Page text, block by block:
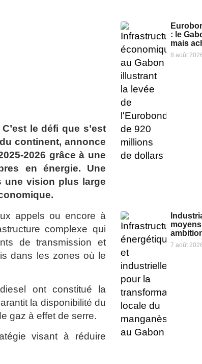
le défi que s’est
continent, annonce
2026 grâce à une
en énergie. Une
une vision plus large
appels ou encore à
complexe qui
de transmission et
dans les zones où le
ont constitué la
la disponibilité du
gaz à effet de serre.
visant à réduire
: le
mais
8 août
7 août